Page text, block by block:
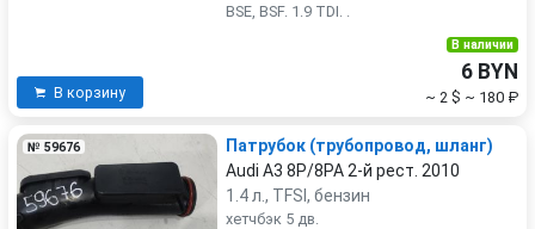
BSE, BSF. 1.9 TDI. .
В корзину
В наличии
6 BYN
~ 2 $ ~ 180 ₽
№ 59676
Патрубок (трубопровод, шланг)
Audi A3 8P/8PA 2-й рест. 2010
1.4 л., TFSI, бензин
хетчбэк 5 дв.